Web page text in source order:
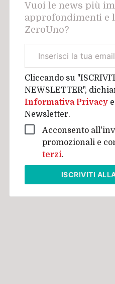
Vuoi le news più
approfondimenti e
ZeroUno?
aziendale
Cliccando su
NEWSLETTER",
Informativa Privacy
Newsletter.
Acconsento
promozionali e
terzi.
ISCRIVITI